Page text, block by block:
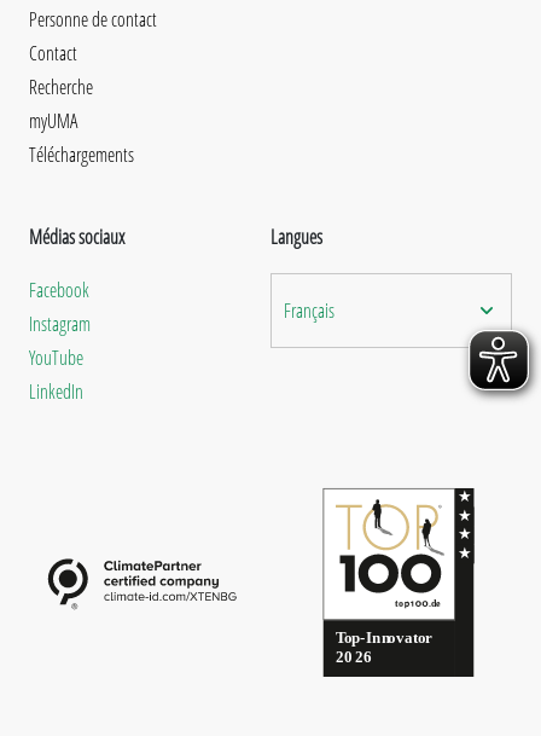
Personne de contact
Contact
Recherche
myUMA
Téléchargements
Médias sociaux
Facebook
Instagram
YouTube
LinkedIn
Langues
Français